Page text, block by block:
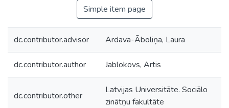
Simple item page
dc.contributor.advisor Ardava-Āboliņa, Laura
dc.contributor.author Jablokovs, Artis
dc.contributor.other
Latvijas Universitāte. Sociālo
zinātņu fakultāte